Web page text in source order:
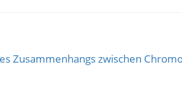
Zusammenhangs zwischen